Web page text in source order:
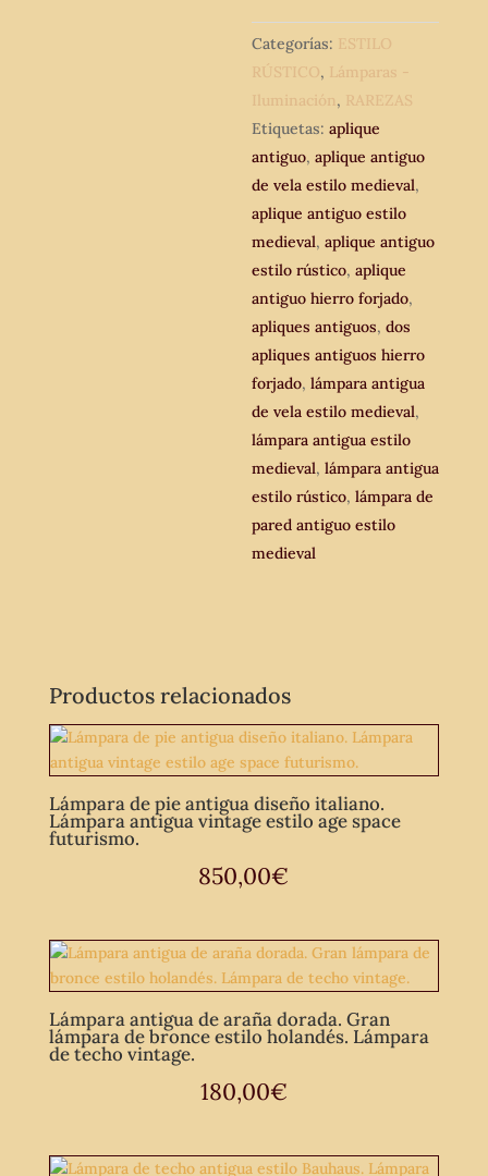
Medieval.
Lámpara
de
pared
antigua
aplique
de
vela.
cantidad
Categorías: ESTILO
RÚSTICO, Lámparas -
Iluminación, RAREZAS
Etiquetas:aplique
antiguo,aplique antiguo
de vela estilo medieval,
aplique antiguo estilo
medieval,aplique antiguo
estilo rústico,aplique
antiguo hierro forjado,
apliques antiguos,dos
apliques antiguos hierro
forjado,lámpara antigua
de vela estilo medieval,
lámpara antigua estilo
medieval,lámpara antigua
estilo rústico,lámpara de
pared antiguo estilo
medieval
Productos relacionados
Lámpara de pie antigua diseño italiano.
Lámpara antigua vintage estilo age space
futurismo.
850,00€
Lámpara antigua de araña dorada. Gran
lámpara de bronce estilo holandés. Lámpara
de techo vintage.
180,00€